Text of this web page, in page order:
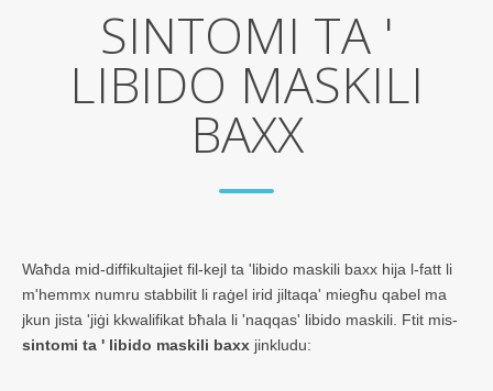
SINTOMI TA '
LIBIDO MASKILI
BAXX
Waħda mid-diffikultajiet fil-kejl ta 'libido maskili baxx hija l-fatt li
m'hemmx numru stabbilit li raġel irid jiltaqa' miegħu qabel ma
jkun jista 'jiġi kkwalifikat bħala li 'naqqas' libido maskili. Ftit mis-
sintomi ta ' libido maskili baxx jinkludu: